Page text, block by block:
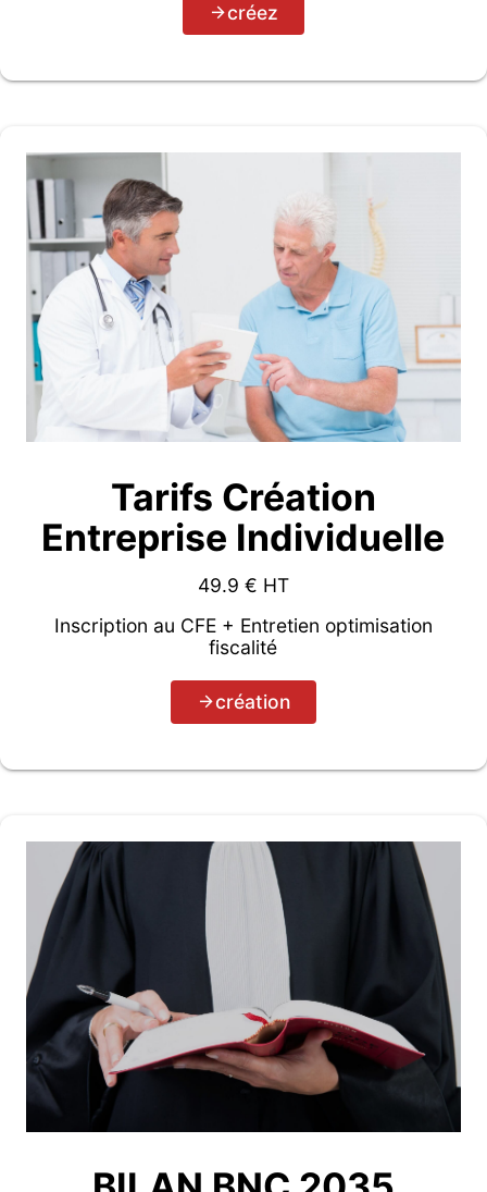
créez
Tarifs Création
Entreprise Individuelle
49.9 € HT
Inscription au CFE + Entretien optimisation
fiscalité
création